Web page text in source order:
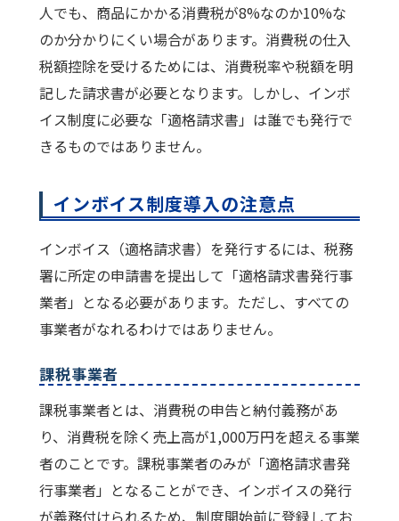
人でも、商品にかかる消費税が8%なのか10%な
のか分かりにくい場合があります。消費税の仕入
税額控除を受けるためには、消費税率や税額を明
記した請求書が必要となります。しかし、インボ
イス制度に必要な「適格請求書」は誰でも発行で
きるものではありません。
インボイス制度導入の注意点
インボイス（適格請求書）を発行するには、税務
署に所定の申請書を提出して「適格請求書発行事
業者」となる必要があります。ただし、すべての
事業者がなれるわけではありません。
課税事業者
課税事業者とは、消費税の申告と納付義務があ
り、消費税を除く売上高が1,000万円を超える事業
者のことです。課税事業者のみが「適格請求書発
行事業者」となることができ、インボイスの発行
が義務付けられるため、制度開始前に登録してお